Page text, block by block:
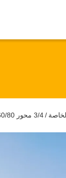
/3/4 محور 60/80 طن 12R20 إطارات الحيوانات الحيوانات الحيوانات الحيوانات الحيوانات الحيوانات الحيوانات الحيوانات الحيوانات الحيوانات الحيوانات الحيوانات